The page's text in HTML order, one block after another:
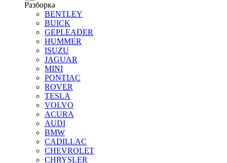
Разборка
BENTLEY
BUICK
GEPLEADER
HUMMER
ISUZU
JAGUAR
MINI
PONTIAC
ROVER
TESLA
VOLVO
ACURA
AUDI
BMW
CADILLAC
CHEVROLET
CHRYSLER